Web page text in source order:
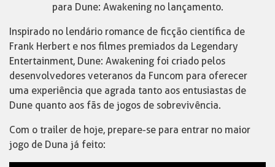
para Dune: Awakening no lançamento.
Inspirado no lendário romance de ficção científica de
Frank Herbert e nos filmes premiados da Legendary
Entertainment, Dune: Awakening foi criado pelos
desenvolvedores veteranos da Funcom para oferecer
uma experiência que agrada tanto aos entusiastas de
Dune quanto aos fãs de jogos de sobrevivência.
Com o trailer de hoje, prepare-se para entrar no maior
jogo de Duna já feito: